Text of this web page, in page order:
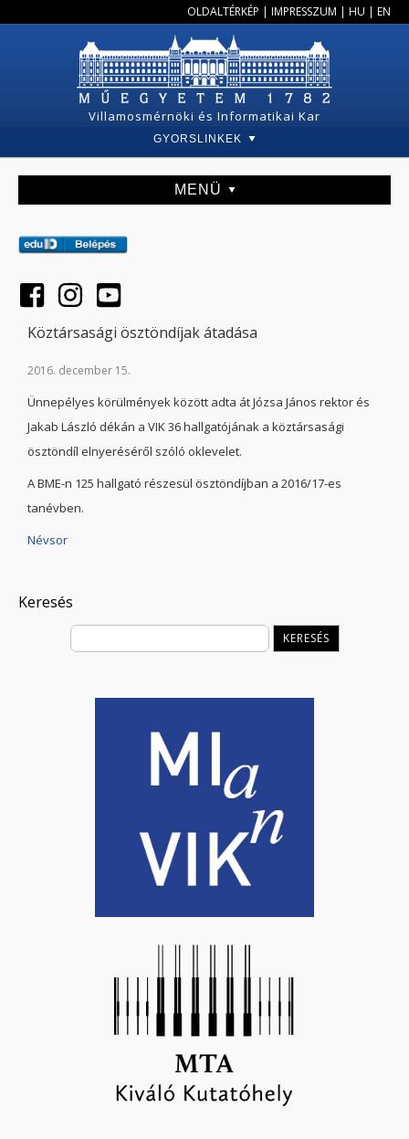
OLDALTÉRKÉP | IMPRESSZUM | HU | EN
Villamosmérnöki és Informatikai Kar
GYORSLINKEK
MENÜ
Köztársasági ösztöndíjak átadása
2016. december 15.
Ünnepélyes körülmények között adta át Józsa János rektor és
Jakab László dékán a VIK 36 hallgatójának a köztársasági
ösztöndíl elnyeréséről szóló oklevelet.
A BME-n 125 hallgató részesül ösztöndíjban a 2016/17-es
tanévben.
Névsor
Keresés